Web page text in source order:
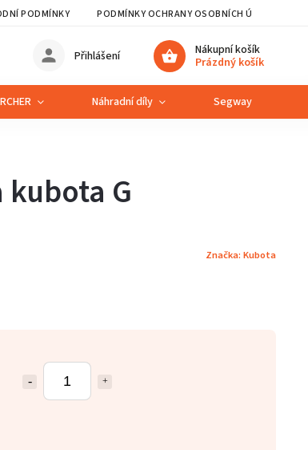
PODMÍNKY PODMÍNKY OCHRANY OSOBNÍCH ÚDAJŮ
Nákupní košík
Prázdný košík
Přihlášení
Náhradní díly Segway
G
Značka: Kubota